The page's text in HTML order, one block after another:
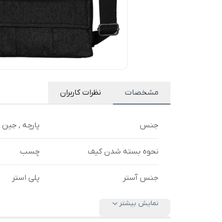
مشخصات نظرات کاربران
جنس پارچه , جین
نحوه بسته شدن کیف چسب
جنس آستر پلی استر
نمایش بیشتر